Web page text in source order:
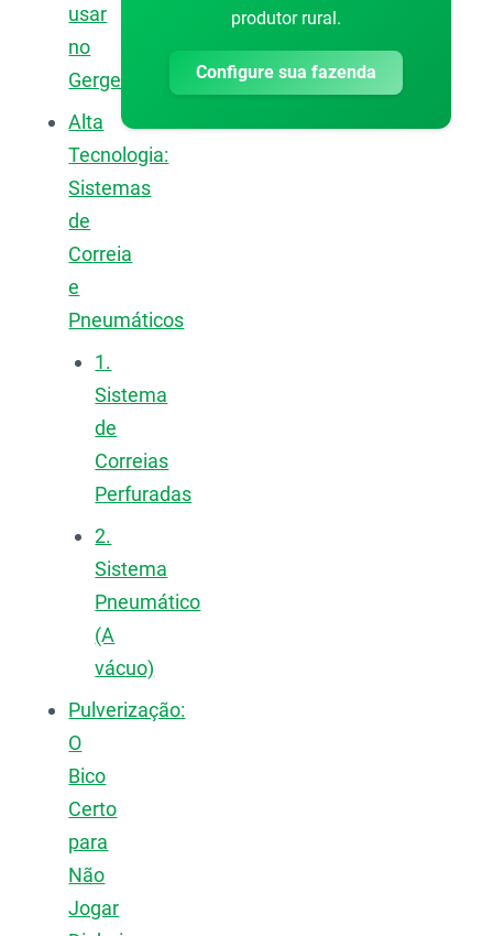
usar
no
Gergelim?
Alta
Tecnologia:
Sistemas
de
Correia
e
Pneumáticos
1.
Sistema
de
Correias
Perfuradas
2.
Sistema
Pneumático
(A
vácuo)
Pulverização:
O
Bico
Certo
para
Não
Jogar
produtor rural.
Configure sua fazenda